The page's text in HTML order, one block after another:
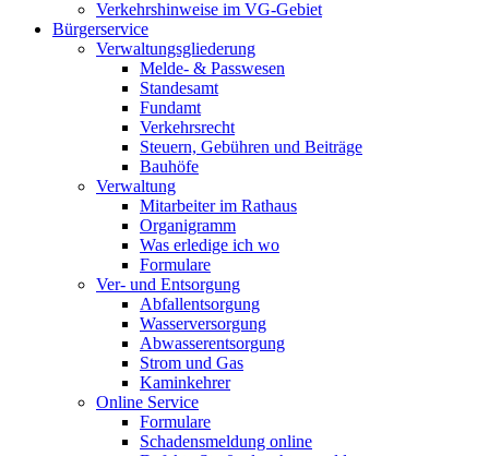
Verkehrshinweise im VG-Gebiet
Bürgerservice
Verwaltungsgliederung
Melde- & Passwesen
Standesamt
Fundamt
Verkehrsrecht
Steuern, Gebühren und Beiträge
Bauhöfe
Verwaltung
Mitarbeiter im Rathaus
Organigramm
Was erledige ich wo
Formulare
Ver- und Entsorgung
Abfallentsorgung
Wasserversorgung
Abwasserentsorgung
Strom und Gas
Kaminkehrer
Online Service
Formulare
Schadensmeldung online